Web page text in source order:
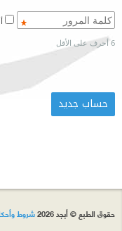
6 أحرف على الأقل
حقوق الطبع © أبجد 2026 شروط